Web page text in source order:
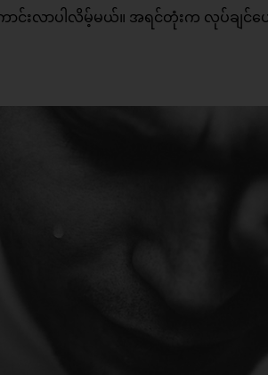
ောင်းလာပါလိမ့်မယ်။ အရင်တုံးက လုပ်ချ